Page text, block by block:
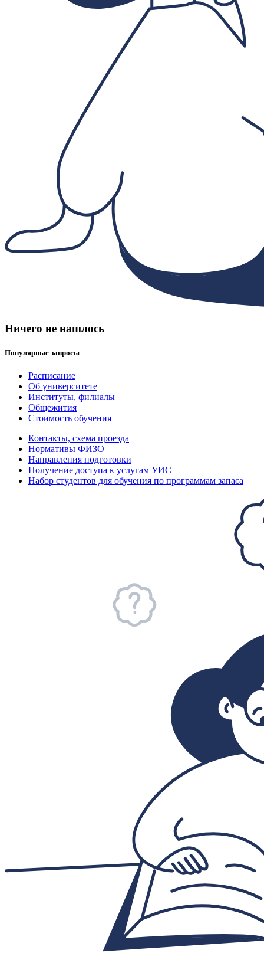
Ничего не нашлось
Популярные запросы
Расписание
Об университете
Институты, филиалы
Общежития
Стоимость обучения
Контакты, схема проезда
Нормативы ФИЗО
Направления подготовки
Получение доступа к услугам УИС
Набор студентов для обучения по программам запаса